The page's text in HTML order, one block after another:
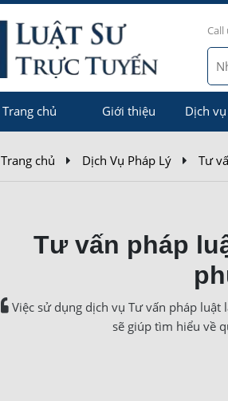
Call
Trang chủ Giới thiệu Dịch
Trang chủ Dịch Vụ Pháp Lý Tư
Tư vấn pháp
Việc sử dụng dịch vụ Tư vấn pháp luật
sẽ giúp tìm hiểu về